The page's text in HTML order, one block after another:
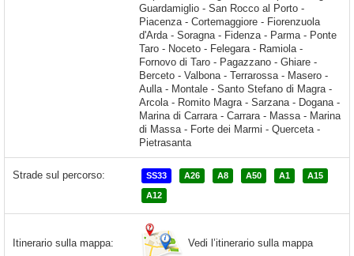
Strade sul percorso: SS33 A26 A8 A50 A1 A15
A12
Itinerario sulla mappa: Vedi l’itinerario sulla mappa